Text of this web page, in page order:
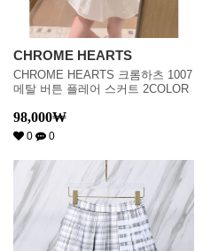
CHROME HEARTS
CHROME HEARTS 크롬하츠 1007
메탈 버튼 플레어 스커트 2COLOR
98,000₩
0 0